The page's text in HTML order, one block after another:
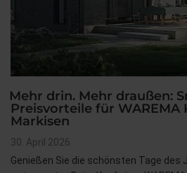
Mehr drin. Mehr draußen:
Preisvorteile für WAREMA
Markisen
Veröffentlicht
am
30. April 2026
Genießen Sie die schönsten Tage des